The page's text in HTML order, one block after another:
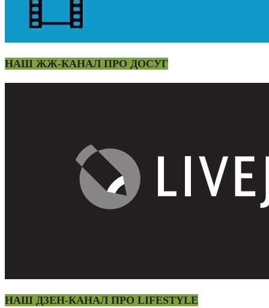
НАШ ЖЖ-КАНАЛ ПРО ДОСУГ
НАШ ДЗЕН-КАНАЛ ПРО LIFESTYLE